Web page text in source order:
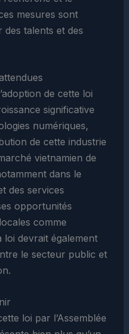
mesures sont
talents et des
de cette loi
significative
numériques,
de cette industrie
vietnamien de
dans le
des services
opportunités
comme
devrait également
le secteur public et
loi par l’Assemblée